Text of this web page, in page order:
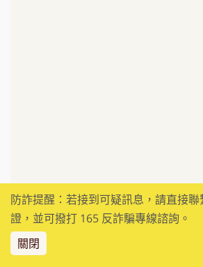
防詐提醒：若接到可疑訊息，請直接
證，並可撥打 165 反詐騙專線諮詢。
關閉